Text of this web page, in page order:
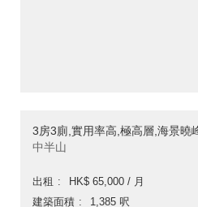
3房3廁,實用率高,極高層,海景曉
中半山
出租
HK$ 65,000 / 月
建築面積
1,385 呎